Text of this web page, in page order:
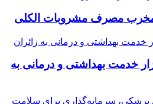
مخرب مصرف مشروبات الکلی
دو میلیون و ۴۲۶ هزار خدمت بهداشتی و درمانی به